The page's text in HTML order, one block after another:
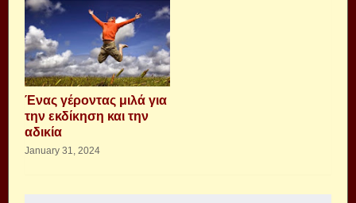
Ένας γέροντας μιλά για
την εκδίκηση και την
αδικία
January 31, 2024